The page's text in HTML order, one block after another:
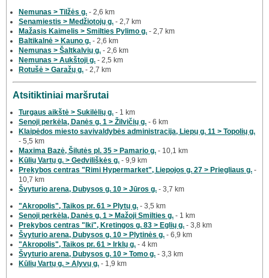
Nemunas > Tilžės g. - 2,6 km
Senamiestis > Medžiotojų g. - 2,7 km
Mažasis Kaimelis > Smilties Pylimo g. - 2,7 km
Baltikalnė > Kauno g. - 2,6 km
Nemunas > Šaltkalvių g. - 2,6 km
Nemunas > Aukštoji g. - 2,5 km
Rotušė > Garažų g. - 2,7 km
Atsitiktiniai maršrutai
Turgaus aikštė > Sukilėlių g. - 1 km
Senoji perkėla, Danės g. 1 > Žilvičių g. - 6 km
Klaipėdos miesto savivaldybės administracija, Liepų g. 11 > Topolių g.
- 5,5 km
Maxima Bazė, Šilutės pl. 35 > Pamario g. - 10,1 km
Kūlių Vartų g. > Gedviliškės g. - 9,9 km
Prekybos centras "Rimi Hypermarket", Liepojos g. 27 > Priegliaus g. -
10,7 km
Švyturio arena, Dubysos g. 10 > Jūros g. - 3,7 km
"Akropolis", Taikos pr. 61 > Plytų g. - 3,5 km
Senoji perkėla, Danės g. 1 > Mažoji Smilties g. - 1 km
Prekybos centras "Iki", Kretingos g. 83 > Eglių g. - 3,8 km
Švyturio arena, Dubysos g. 10 > Plytinės g. - 6,9 km
"Akropolis", Taikos pr. 61 > Irklų g. - 4 km
Švyturio arena, Dubysos g. 10 > Tomo g. - 3,3 km
Kūlių Vartų g. > Alyvų g. - 1,9 km